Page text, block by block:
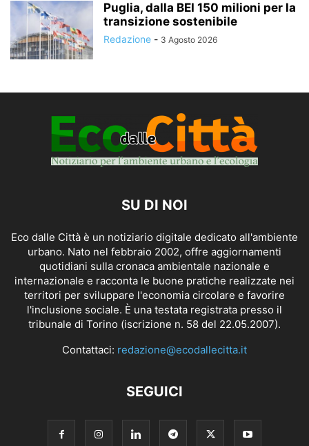
Puglia, dalla BEI 150 milioni per la
transizione sostenibile
Redazione - 3 Agosto 2026
SU DI NOI
Eco dalle Città è un notiziario digitale dedicato all'ambiente
urbano. Nato nel febbraio 2002, offre aggiornamenti
quotidiani sulla cronaca ambientale nazionale e
internazionale e racconta le buone pratiche realizzate nei
territori per sviluppare l'economia circolare e favorire
l'inclusione sociale. È una testata registrata presso il
tribunale di Torino (iscrizione n. 58 del 22.05.2007).
Contattaci: redazione@ecodallecitta.it
SEGUICI